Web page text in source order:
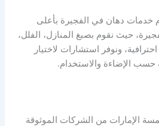
خدمات دهان في الفجيرة بأعلى
حيث نقوم بصبغ المنازل، الفلل،
ونوفر استشارات لاختيار
حسب الإضاءة والاستخدام.
الإمارات من الشركات الموثوقة